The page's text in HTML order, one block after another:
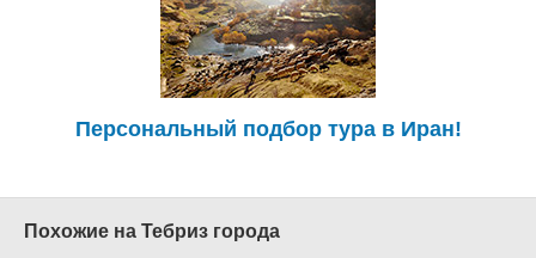
Персональный подбор тура в Иран!
Похожие на Тебриз города